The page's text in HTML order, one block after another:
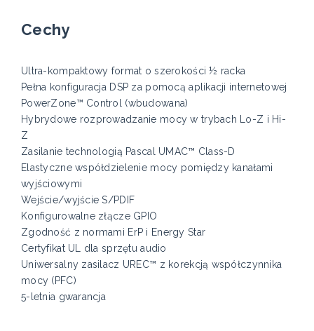
Cechy
Ultra-kompaktowy format o szerokości ½ racka
Pełna konfiguracja DSP za pomocą aplikacji internetowej
PowerZone™ Control (wbudowana)
Hybrydowe rozprowadzanie mocy w trybach Lo-Z i Hi-
Z
Zasilanie technologią Pascal UMAC™ Class-D
Elastyczne współdzielenie mocy pomiędzy kanałami
wyjściowymi
Wejście/wyjście S/PDIF
Konfigurowalne złącze GPIO
Zgodność z normami ErP i Energy Star
Certyfikat UL dla sprzętu audio
Uniwersalny zasilacz UREC™ z korekcją współczynnika
mocy (PFC)
5-letnia gwarancja